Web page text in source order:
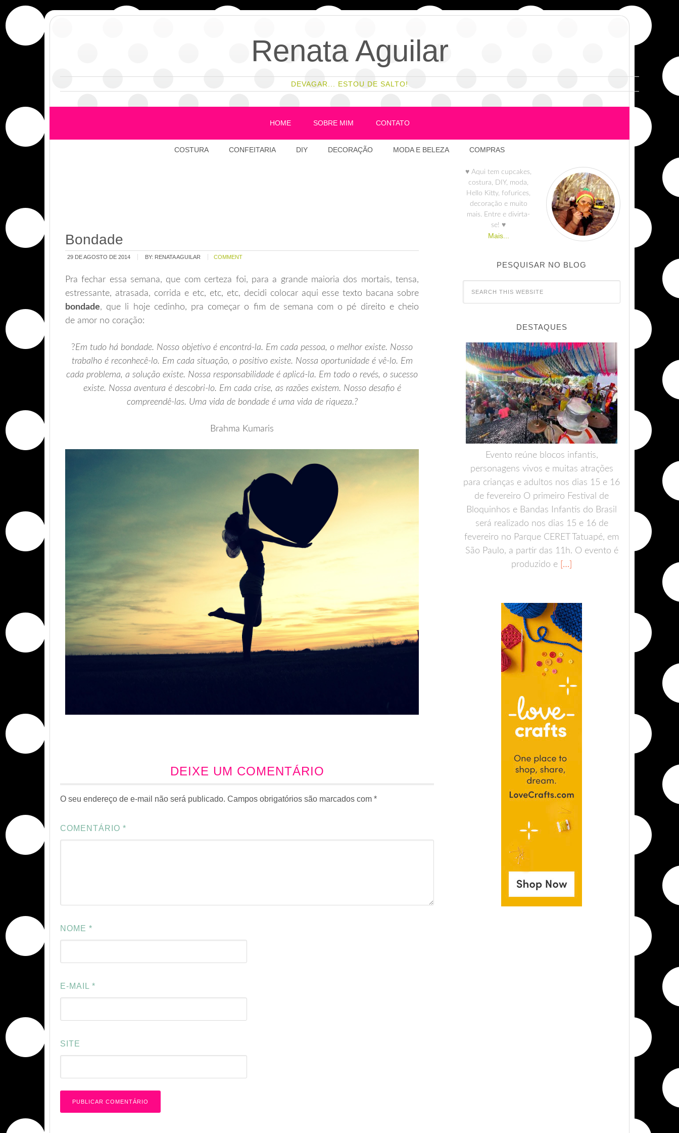
Renata Aguilar
DEVAGAR... ESTOU DE SALTO!
HOME SOBRE MIM CONTATO
COSTURA CONFEITARIA DIY DECORAÇÃO MODA E BELEZA COMPRAS
Bondade
29 DE AGOSTO DE 2014 BY: RENATA AGUILAR COMMENT
Pra fechar essa semana, que com certeza foi, para a grande maioria dos mortais, tensa,
estressante, atrasada, corrida e etc, etc, etc, decidi colocar aqui esse texto bacana sobre
bondade, que li hoje cedinho, pra começar o fim de semana com o pé direito e cheio
de amor no coração:
?Em tudo há bondade. Nosso objetivo é encontrá-la. Em cada pessoa, o melhor existe. Nosso
trabalho é reconhecê-lo. Em cada situação, o positivo existe. Nossa oportunidade é vê-lo. Em
cada problema, a solução existe. Nossa responsabilidade é aplicá-la. Em todo o revés, o sucesso
existe. Nossa aventura é descobri-lo. Em cada crise, as razões existem. Nosso desafio é
compreendê-las. Uma vida de bondade é uma vida de riqueza.?
Brahma Kumaris
DEIXE UM COMENTÁRIO
O seu endereço de e-mail não será publicado. Campos obrigatórios são marcados com *
COMENTÁRIO *
NOME *
E-MAIL *
SITE
♥ Aqui tem cupcakes,
costura, DIY, moda,
Hello Kitty, fofurices,
decoração e muito
mais. Entre e divirta-
se! ♥
Mais...
PESQUISAR NO BLOG
DESTAQUES
Evento reúne blocos infantis,
personagens vivos e muitas atrações
para crianças e adultos nos dias 15 e 16
de fevereiro O primeiro Festival de
Bloquinhos e Bandas Infantis do Brasil
será realizado nos dias 15 e 16 de
fevereiro no Parque CERET Tatuapé, em
São Paulo, a partir das 11h. O evento é
produzido e […]